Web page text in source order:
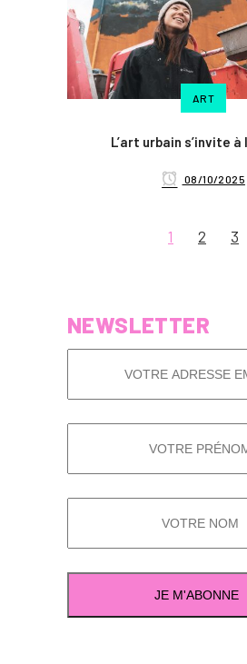
ART
L’art urbain s’invite à
08/10/2025
1 2 3
NEWSLETTER